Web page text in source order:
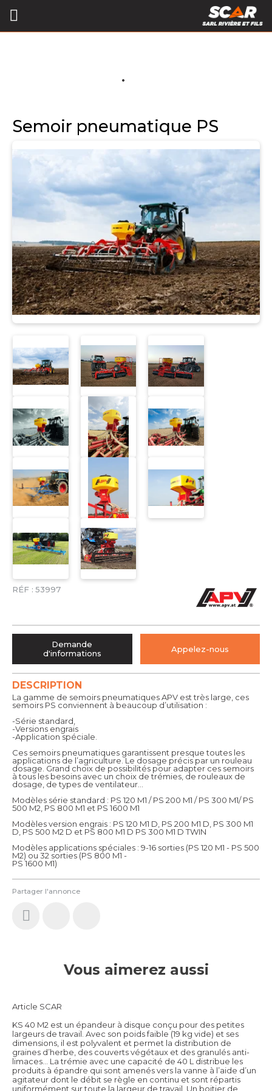
Semoir pneumatique PS
RÉF : 53997
Partager l'annonce
DESCRIPTION
La gamme de semoirs pneumatiques APV est très large, ces
semoirs PS conviennent à beaucoup d’utilisation :
-Série standard,
-Versions engrais
-Application spéciale.
Ces semoirs pneumatiques garantissent presque toutes les
applications de l’agriculture. Le dosage précis par un rouleau
dosage. Grand choix de possibilités pour adapter ces semoirs
à tous les besoins avec un choix de trémies, de rouleaux de
dosage, de types de ventilateur…
Modèles série standard : PS 120 M1 / PS 200 M1 / PS 300 M1/ PS
500 M2, PS 800 M1 et PS 1600 M1
Modèles version engrais : PS 120 M1 D, PS 200 M1 D, PS 300 M1
D, PS 500 M2 D et PS 800 M1 D PS 300 M1 D TWIN
Modèles applications spéciales : 9-16 sorties (PS 120 M1 - PS 500
M2) ou 32 sorties (PS 800 M1 -
PS 1600 M1)
Demande
d'informations
Appelez-nous
Vous aimerez aussi
Article SCAR
KS 40 M2 est un épandeur à disque conçu pour des petites
largeurs de travail. Avec son poids faible (19 kg vide) et ses
dimensions, il est polyvalent et permet la distribution de
graines d’herbe, des couverts végétaux et des granulés anti-
limaces... La trémie avec une capacité de 40 L distribue les
produits à épandre qui sont amenés vers la vanne à l’aide d’un
agitateur dont le débit se règle en continu et sont répartis
uniformément sur toute la largeur de travail. Un boitier de